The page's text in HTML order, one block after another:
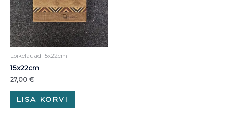
Lõikelauad 15x22cm
15x22cm
27,00 €
LISA KORVI